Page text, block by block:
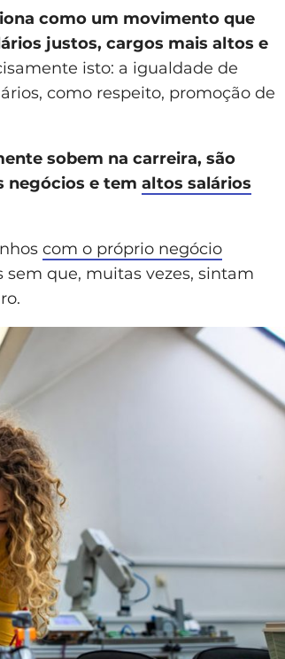
como um movimento que
justos, cargos mais altos e
isto: a igualdade de
como respeito, promoção de
sobem na carreira, são
negócios e tem altos salários
com o próprio negócio
que, muitas vezes, sintam